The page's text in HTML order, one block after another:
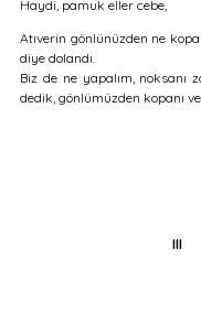
Haydi, pamuk eller cebe,
Atıverin gönlünüzden ne
diye dolandı.
Biz de ne yapalım, noksanı
dedik, gönlümüzden kopanı
III